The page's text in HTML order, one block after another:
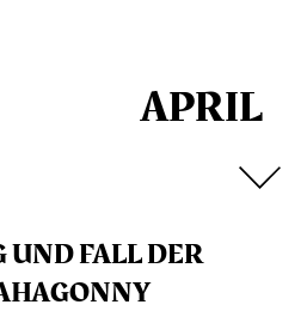
APRIL
UND FALL DER